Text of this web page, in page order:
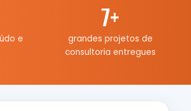
e
7+
grandes projetos de
consultoria entregues